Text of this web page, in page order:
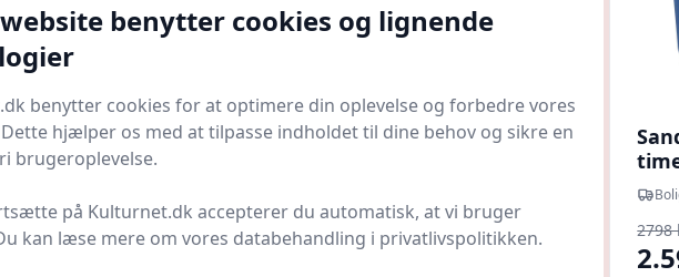
med
W, 25 l tank, 8,5
kr. Til butik
Sandfilterpumpe 600 W -
2899 kr.
2.499 kr. Til butik
2798
benytter cookies og lignende
benytter cookies for at optimere din oplevelse og forbedre vores
hjælper os med at tilpasse indholdet til dine behov og sikre en
brugeroplevelse.
på Kulturnet.dk accepterer du automatisk, at vi bruger
kan læse mere om vores databehandling i privatlivspolitikken.